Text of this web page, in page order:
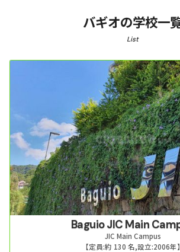
バギオの学校一
List
Baguio JIC Main
JIC Main Campus
【定員:約 130 名,設立:2006年】